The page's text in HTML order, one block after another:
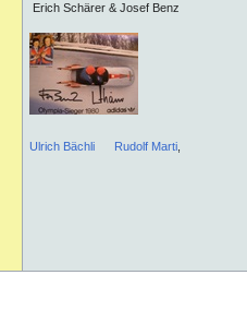
Erich Schärer & Josef Benz
Ulrich Bächli Rudolf Marti